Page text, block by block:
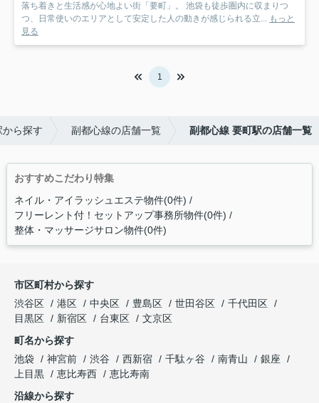
落ち着きと生活感が心地よい街「要町」。 池袋も徒歩圏内に収まりつ
つ、日常使いのエリアとして安定した人の動きが感じられる立... もっと
見る
1
ら探す 副都心線の店舗一覧 副都心線 要町駅の店舗一覧
おすすめこだわり特集
ネイル・アイラッシュエステ物件(0件)
フリーレント付！セットアップ事務所物件(0件)
整体・マッサージサロン物件(0件)
市区町村から探す
渋谷区
港区 中央区 豊島区 世田谷区
千代田区
目黒区
新宿区 台東区
文京区
町名から探す
池袋
神宮前 渋谷 西新宿 千駄ヶ谷 南青山
銀座
上目黒
恵比寿西
恵比寿南
沿線から探す